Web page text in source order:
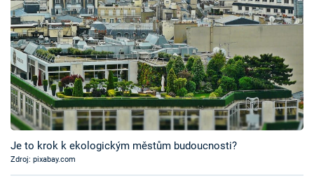
Pořady
TV Program
Časopis
Sledujte prima+
Je to krok k ekologickým městům budoucnosti?
Zdroj: pixabay.com